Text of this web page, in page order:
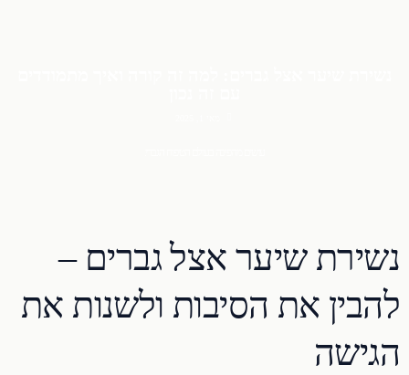
נשירת שיער אצל גברים –
להבין את הסיבות ולשנות את
הגישה